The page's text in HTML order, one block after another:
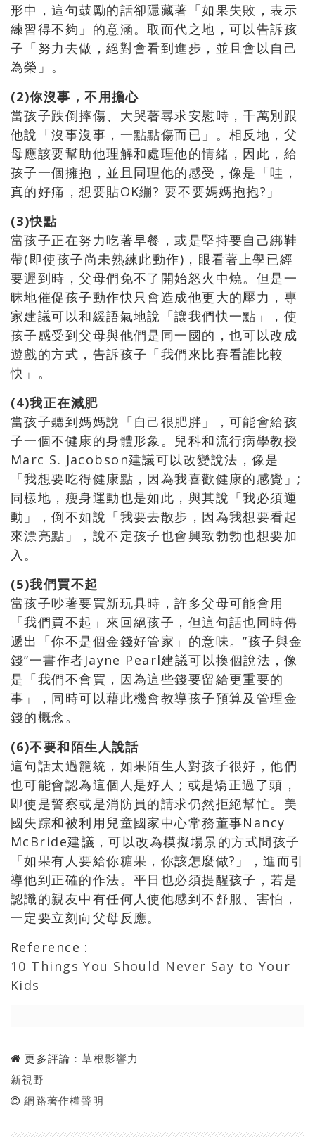
形中，這句鼓勵的話卻隱藏著「如果失敗，表示
練習得不夠」的意涵。取而代之地，可以告訴孩
子「努力去做，絕對會看到進步，並且會以自己
為榮」。
(2)你沒事，不用擔心
當孩子跌倒摔傷、大哭著尋求安慰時，千萬別跟
他說「沒事沒事，一點點傷而已」。相反地，父
母應該要幫助他理解和處理他的情緒，因此，給
孩子一個擁抱，並且同理他的感受，像是「哇，
真的好痛，想要貼OK繃? 要不要媽媽抱抱?」
(3)快點
當孩子正在努力吃著早餐，或是堅持要自己綁鞋
帶(即使孩子尚未熟練此動作)，眼看著上學已經
要遲到時，父母們免不了開始怒火中燒。但是一
昧地催促孩子動作快只會造成他更大的壓力，專
家建議可以和緩語氣地說「讓我們快一點」，使
孩子感受到父母與他們是同一國的，也可以改成
遊戲的方式，告訴孩子「我們來比賽看誰比較
快」。
(4)我正在減肥
當孩子聽到媽媽說「自己很肥胖」，可能會給孩
子一個不健康的身體形象。兒科和流行病學教授
Marc S. Jacobson建議可以改變說法，像是
「我想要吃得健康點，因為我喜歡健康的感覺」;
同樣地，瘦身運動也是如此，與其說「我必須運
動」，倒不如說「我要去散步，因為我想要看起
來漂亮點」，說不定孩子也會興致勃勃也想要加
入。
(5)我們買不起
當孩子吵著要買新玩具時，許多父母可能會用
「我們買不起」來回絕孩子，但這句話也同時傳
遞出「你不是個金錢好管家」的意味。”孩子與金
錢”一書作者Jayne Pearl建議可以換個說法，像
是「我們不會買，因為這些錢要留給更重要的
事」，同時可以藉此機會教導孩子預算及管理金
錢的概念。
(6)不要和陌生人說話
這句話太過籠統，如果陌生人對孩子很好，他們
也可能會認為這個人是好人 ; 或是矯正過了頭，
即使是警察或是消防員的請求仍然拒絕幫忙。美
國失踪和被利用兒童國家中心常務董事Nancy
McBride建議，可以改為模擬場景的方式問孩子
「如果有人要給你糖果，你該怎麼做?」，進而引
導他到正確的作法。平日也必須提醒孩子，若是
認識的親友中有任何人使他感到不舒服、害怕，
一定要立刻向父母反應。
Reference :
10 Things You Should Never Say to Your
Kids
更多評論：草根影響力
新視野
網路著作權聲明